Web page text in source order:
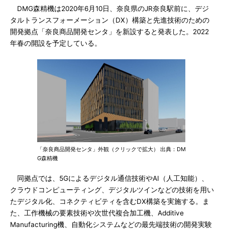
DMG森精機は2020年6月10日、奈良県のJR奈良駅前に、デジ
タルトランスフォーメーション（DX）構築と先進技術のための
開発拠点「奈良商品開発センタ」を新設すると発表した。2022
年春の開設を予定している。
「奈良商品開発センタ」外観（クリックで拡大） 出典：DM
G森精機
同拠点では、5Gによるデジタル通信技術やAI（人工知能）、
クラウドコンピューティング、デジタルツインなどの技術を用い
たデジタル化、コネクティビティを含むDX構築を実施する。ま
た、工作機械の要素技術や次世代複合加工機、Additive
Manufacturing機、自動化システムなどの最先端技術の開発実験